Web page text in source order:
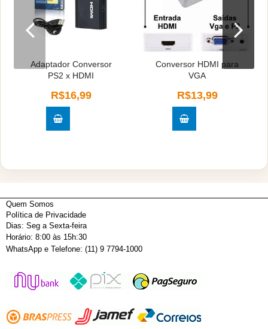
Adaptador Conversor
PS2 x HDMI
R$16,99
Conversor HDMI para
VGA
R$13,99
Quem Somos
Política de Privacidade
Dias: Seg a Sexta-feira
Horário: 8:00 às 15h:30
WhatsApp e Telefone: (11) 9 7794-1000